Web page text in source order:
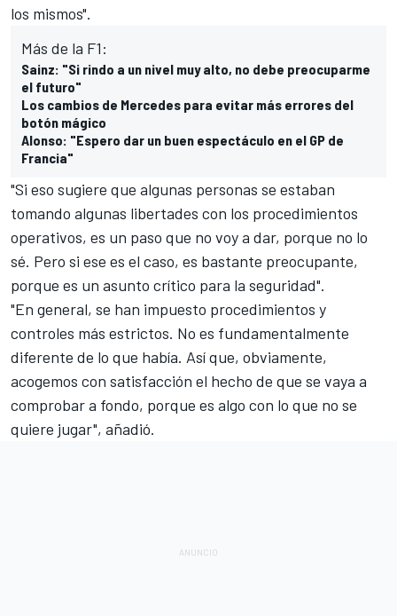
los mismos".
Más de la F1:
Sainz: "Si rindo a un nivel muy alto, no debe preocuparme
el futuro"
Los cambios de Mercedes para evitar más errores del
botón mágico
Alonso: "Espero dar un buen espectáculo en el GP de
Francia"
"Si eso sugiere que algunas personas se estaban
tomando algunas libertades con los procedimientos
operativos, es un paso que no voy a dar, porque no lo
sé. Pero si ese es el caso, es bastante preocupante,
porque es un asunto crítico para la seguridad".
"En general, se han impuesto procedimientos y
controles más estrictos. No es fundamentalmente
diferente de lo que había. Así que, obviamente,
acogemos con satisfacción el hecho de que se vaya a
comprobar a fondo, porque es algo con lo que no se
quiere jugar", añadió.